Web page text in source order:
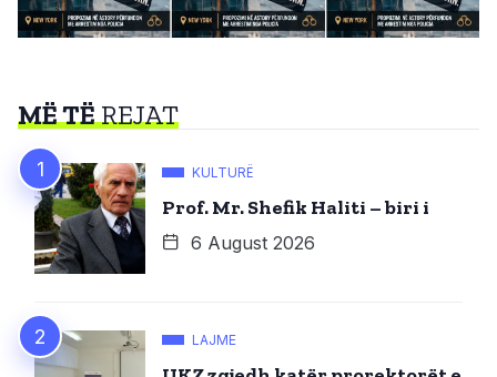
MË TËREJAT
KULTURË
Prof. Mr. Shefik Haliti – biri i
6 August 2026
LAJME